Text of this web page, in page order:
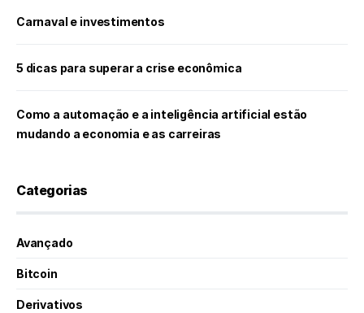
Carnaval e investimentos
5 dicas para superar a crise econômica
Como a automação e a inteligência artificial estão
mudando a economia e as carreiras
Categorias
Avançado
Bitcoin
Derivativos